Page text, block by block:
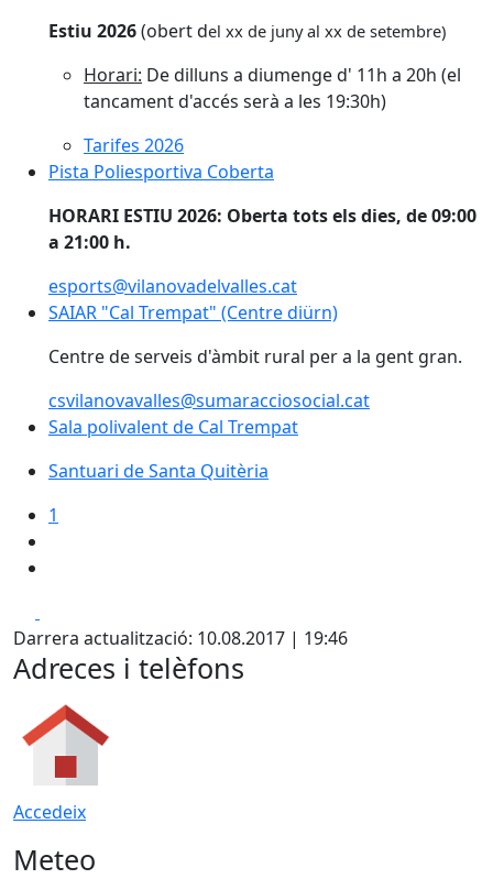
Estiu 2026(obert del xx de juny al xx de setembre)
Horari: De dilluns a diumenge d' 11h a 20h (el
tancament d'accés serà a les 19:30h)
Tarifes 2026
Pista Poliesportiva Coberta
HORARI ESTIU 2026: Oberta tots els dies, de 09:00
a 21:00 h.
esports@vilanovadelvalles.cat
SAIAR "Cal Trempat" (Centre diürn)
SAIAR "Cal Trempat" (Centre diürn)
Centre de serveis d'àmbit rural per a la gent gran.
csvilanovavalles@sumaracciosocial.cat
Sala polivalent de Cal Trempat
Sala polivalent de Cal Trempat
Santuari de Santa Quitèria
Santuari de Santa Quitèria
1
Darrera actualització: 10.08.2017 | 19:46
Adreces i telèfons
Accedeix
Meteo